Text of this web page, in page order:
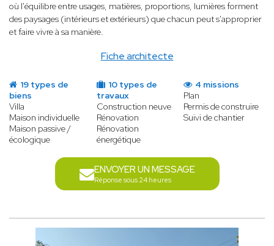
Fiche architecte
où l'équilibre entre usages, matières, proportions, lumières forment
des paysages (intérieurs et extérieurs) que chacun peut s'approprier
et faire vivre à sa manière.
19 types de
biens
Villa
Maison individuelle
Maison passive /
écologique
10 types de
travaux
Construction neuve
Rénovation
Rénovation
énergétique
4 missions
Plan
Permis de construire
Suivi de chantier
ENVOYER UN MESSAGE
Réponse sous 24 heures